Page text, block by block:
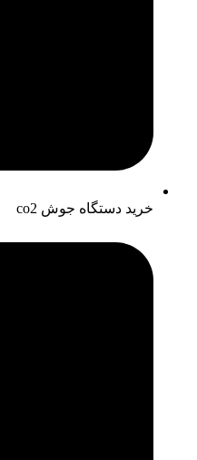
خرید دستگاه جوش co2